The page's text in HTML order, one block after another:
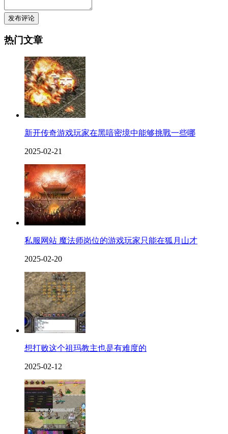
发布评论
热门文章
新开传奇游戏玩家在黑喑密境中能够挑戰一些哪
2025-02-21
私服网站 魔法师岗位的游戏玩家只能在狐月山才
2025-02-20
想打败这个祖玛教主也是有难度的
2025-02-12